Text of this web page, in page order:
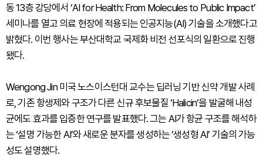
동 13층 강당에서 ‘AI for Health: From Molecules to Public Impact’
세미나를 열고 의료 현장에 적용되는 인공지능(AI) 기술을 소개했다고
밝혔다. 이번 행사는 부산대학교 국제화 비전 선포식의 일환으로 진행
됐다.
Wengong Jin 미국 노스이스턴대 교수는 딥러닝 기반 신약 개발 사례
로, 기존 항생제와 구조가 다른 신규 후보물질 ‘Halicin’을 발굴해 내성
균에도 효과를 입증한 연구를 발표했다. 그는 AI가 항균 구조를 해석하
는 ‘설명 가능한 AI’와 새로운 분자를 생성하는 ‘생성형 AI’ 기술의 가능
성도 설명했다.